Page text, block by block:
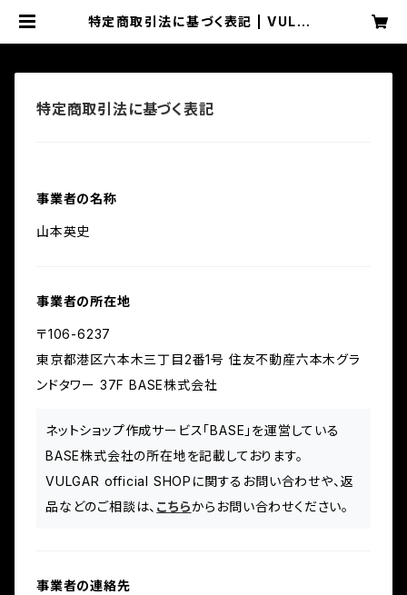
特定商取引法に基づく表記 | VULGA
特定商取引法に基づく表記
事業者の名称
山本英史
事業者の所在地
〒106-6237
東京都港区六本木三丁目2番1号 住友不動産六本木グラ
ンドタワー 37F BASE株式会社
ネットショップ作成サービス「BASE」を運営している
BASE株式会社の所在地を記載しております。
VULGAR official SHOPに関するお問い合わせや、返
品などのご相談は、 こちらからお問い合わせください。
事業者の連絡先